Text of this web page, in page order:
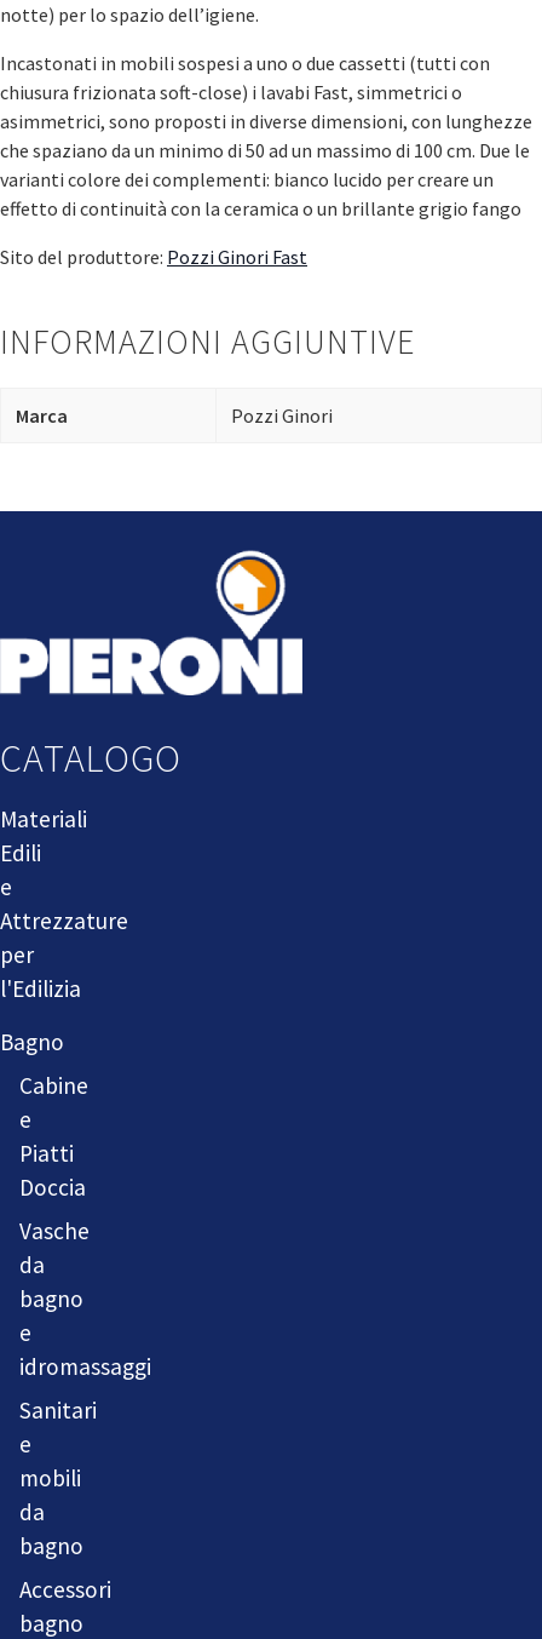
notte) per lo spazio dell’igiene.
Incastonati in mobili sospesi a uno o due cassetti (tutti con
chiusura frizionata soft-close) i lavabi Fast, simmetrici o
asimmetrici, sono proposti in diverse dimensioni, con lunghezze
che spaziano da un minimo di 50 ad un massimo di 100 cm. Due le
varianti colore dei complementi: bianco lucido per creare un
effetto di continuità con la ceramica o un brillante grigio fango
Sito del produttore: Pozzi Ginori Fast
INFORMAZIONI AGGIUNTIVE
Marca Pozzi Ginori
CATALOGO
Materiali
Edili
e
Attrezzature
per
l'Edilizia
Bagno
Cabine
e
Piatti
Doccia
Vasche
da
bagno
e
idromassaggi
Sanitari
e
mobili
da
bagno
Accessori
bagno